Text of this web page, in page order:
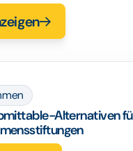
Alternativen